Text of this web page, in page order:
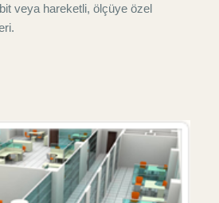
veya hareketli, ölçüye özel